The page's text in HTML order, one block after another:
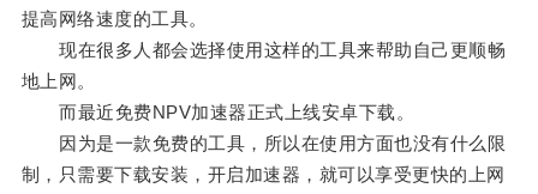
提高网络速度的工具。
现在很多人都会选择使用这样的工具来帮助自己更顺畅
地上网。
而最近免费NPV加速器正式上线安卓下载。
因为是一款免费的工具，所以在使用方面也没有什么限
制，只需要下载安装，开启加速器，就可以享受更快的上网